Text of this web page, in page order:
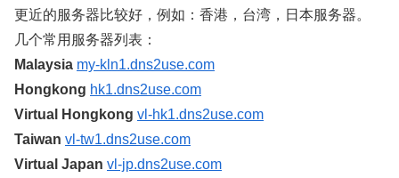
更近的服务器比较好，例如：香港，台湾，日本服务器。
几个常用服务器列表：
Malaysia my-kln1.dns2use.com
Hongkong hk1.dns2use.com
Virtual Hongkong vl-hk1.dns2use.com
Taiwan vl-tw1.dns2use.com
Virtual Japan vl-jp.dns2use.com